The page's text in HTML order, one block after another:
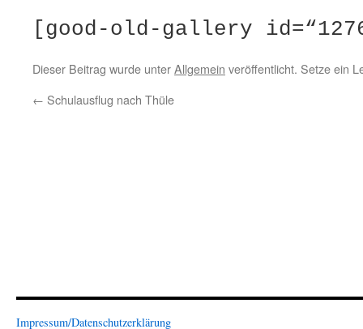
[good-old-gallery
Dieser Beitrag wurde unterAllgemein veröffentlicht. Setze ein
← Schulausflug nach Thüle
Impressum/Datenschutzerklärung